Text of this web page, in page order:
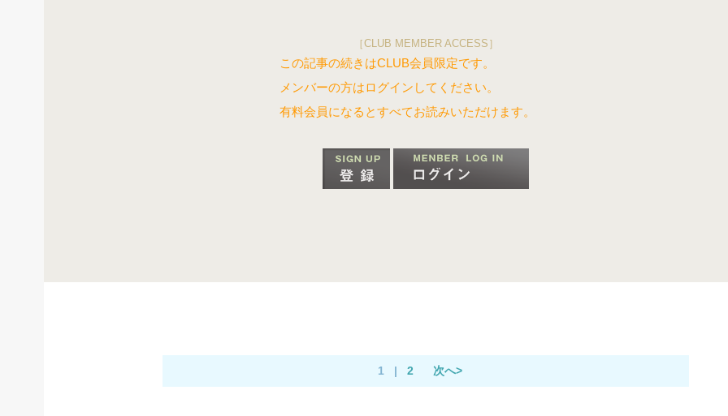
［CLUB MEMBER ACCESS］
この記事の続きはCLUB会員限定です。
メンバーの方はログインしてください。
有料会員になるとすべてお読みいただけます。
1 |2 次へ>